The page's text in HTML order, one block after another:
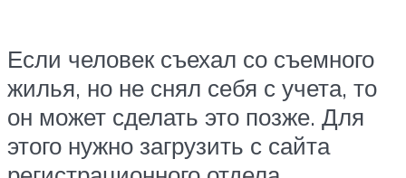
Если человек съехал со съемного
жилья, но не снял себя с учета, то
он может сделать это позже. Для
этого нужно загрузить с сайта